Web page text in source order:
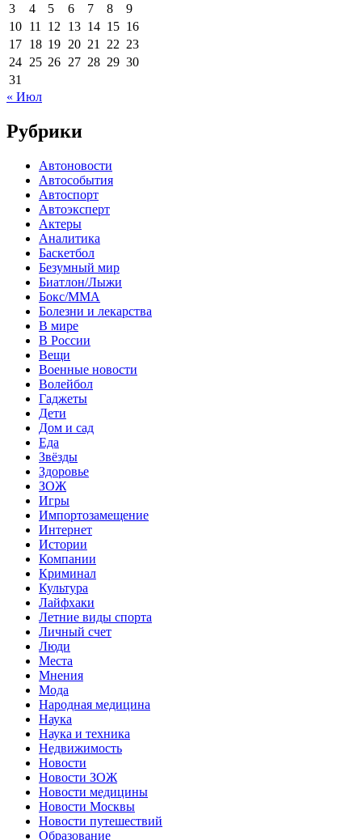
3
4 5 6 7 8
9
10 11 12 13 14 15 16
17 18 19 20 21 22 23
24 25 26 27 28 29 30
31
« Июл
Рубрики
Автоновости
Автособытия
Автоспорт
Автоэксперт
Актеры
Аналитика
Баскетбол
Безумный мир
Биатлон/Лыжи
Бокс/MMA
Болезни и лекарства
В мире
В России
Вещи
Военные новости
Волейбол
Гаджеты
Дети
Дом и сад
Еда
Звёзды
Здоровье
ЗОЖ
Игры
Импортозамещение
Интернет
Истории
Компании
Криминал
Культура
Лайфхаки
Летние виды спорта
Личный счет
Люди
Места
Мнения
Мода
Народная медицина
Наука
Наука и техника
Недвижимость
Новости
Новости ЗОЖ
Новости медицины
Новости Москвы
Новости путешествий
Образование